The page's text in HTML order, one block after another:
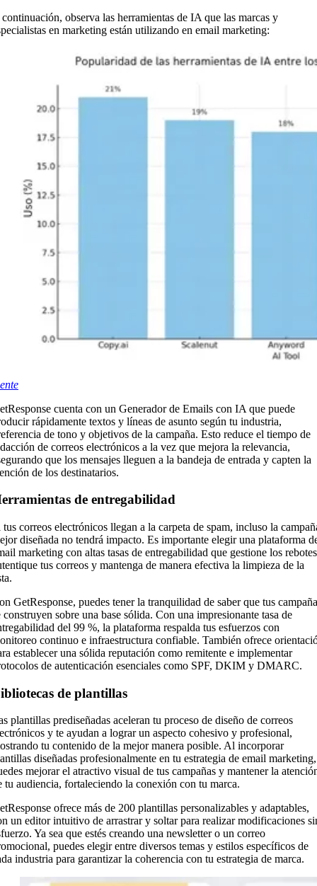
observa las herramientas de IA que las marcas y
en marketing están utilizando en email marketing:
cuenta con un Generador de Emails con IA que puede
rápidamente textos y líneas de asunto según tu industria,
de tono y objetivos de la campaña. Esto reduce el tiempo de
de correos electrónicos a la vez que mejora la relevancia,
que los mensajes lleguen a la bandeja de entrada y capten la
de los destinatarios.
de entregabilidad
tus correos electrónicos llegan a la carpeta de spam, incluso la
diseñada no tendrá impacto. Es importante elegir una plataforma
marketing con altas tasas de entregabilidad que gestione los
tus correos y mantenga de manera efectiva la limpieza de la
GetResponse, puedes tener la tranquilidad de saber que tus
construyen sobre una base sólida. Con una impresionante tasa de
del 99 %, la plataforma respalda tus esfuerzos con
continuo e infraestructura confiable. También ofrece
establecer una sólida reputación como remitente e implementar
de autenticación esenciales como SPF, DKIM y DMARC.
de plantillas
plantillas prediseñadas aceleran tu proceso de diseño de correos
y te ayudan a lograr un aspecto cohesivo y profesional,
tu contenido de la mejor manera posible. Al incorporar
diseñadas profesionalmente en tu estrategia de email marketing,
mejorar el atractivo visual de tus campañas y mantener la
tu audiencia, fortaleciendo la conexión con tu marca.
ofrece más de 200 plantillas personalizables y adaptables,
un editor intuitivo de arrastrar y soltar para realizar modificaciones
Ya sea que estés creando una newsletter o un correo
puedes elegir entre diversos temas y estilos específicos de
industria para garantizar la coherencia con tu estrategia de marca.